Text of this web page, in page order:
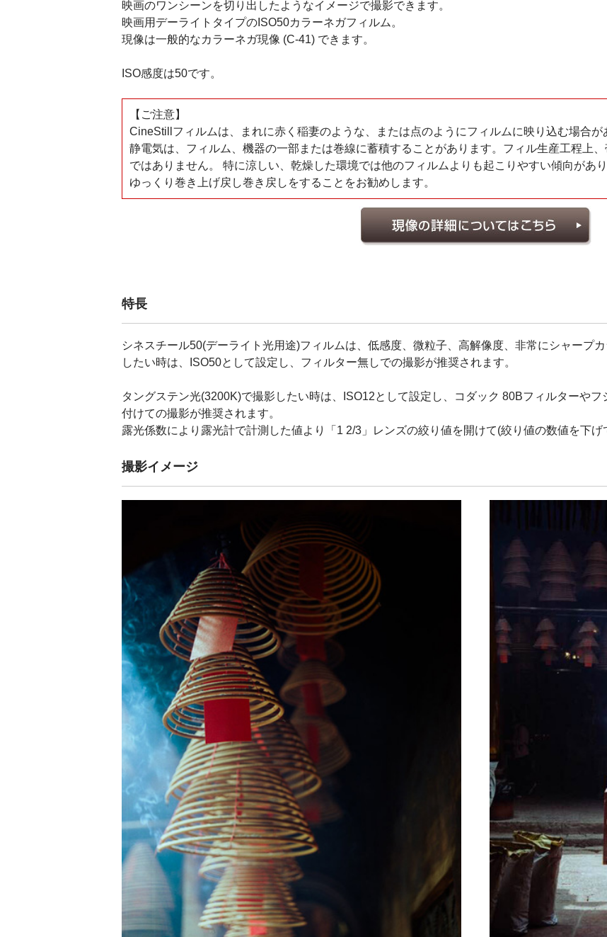
映画のワンシーンを切り出したようなイメージで撮影できます。
映画用デーライトタイプのISO50カラーネガフィルム。
現像は一般的なカラーネガ現像 (C-41) できます。
ISO感度は50です。
【ご注意】
CineStillフィルムは、まれに赤く稲妻のような、または点のようにフィルムに映り込む場合が
静電気は、フィルム、機器の一部または巻線に蓄積することがあります。フィル生産工程上
ではありません。 特に涼しい、乾燥した環境では他のフィルムよりも起こりやすい傾向があ
ゆっくり巻き上げ戻し巻き戻しをすることをお勧めします。
特長
シネスチール50(デーライト光用途)フィルムは、低感度、微粒子、高解像度、非常にシャープ
したい時は、ISO50として設定し、フィルター無しでの撮影が推奨されます。
タングステン光(3200K)で撮影したい時は、ISO12として設定し、コダック 80Bフィルターや
付けての撮影が推奨されます。
露光係数により露光計で計測した値より「1 2/3」レンズの絞り値を開けて(絞り値の数値を下げ
撮影イメージ